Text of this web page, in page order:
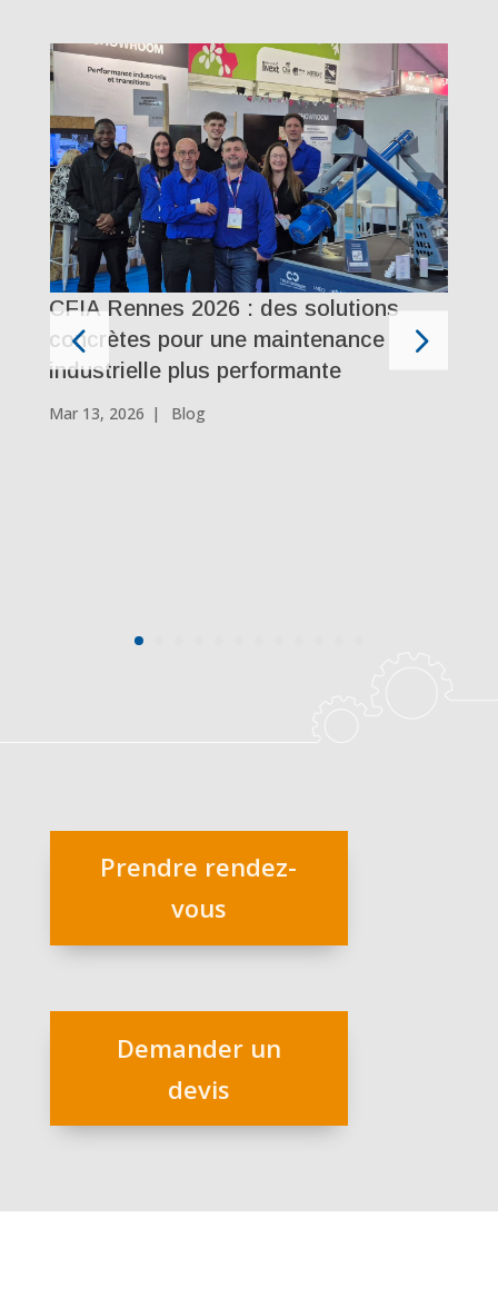
CFIA Rennes 2026 : des solutions
concrètes pour une maintenance
industrielle plus performante
Mar 13, 2026 | Blog
Prendre rendez-
vous
Demander un
devis